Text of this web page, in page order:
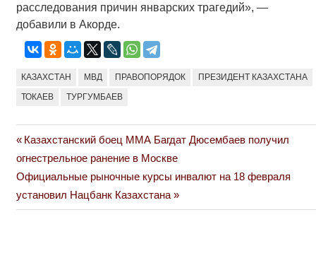
расследования причин январских трагедий», —
добавили в Акорде.
КАЗАХСТАН МВД ПРАВОПОРЯДОК ПРЕЗИДЕНТ КАЗАХСТАНА
ТОКАЕВ ТУРГУМБАЕВ
Навигация
по
записям
Previous
Post:
Казахстанский боец ММА Багдат Дюсембаев получил
огнестрельное ранение в Москве
Next
Post:
Официальные рыночные курсы инвалют на 18 февраля
установил Нацбанк Казахстана